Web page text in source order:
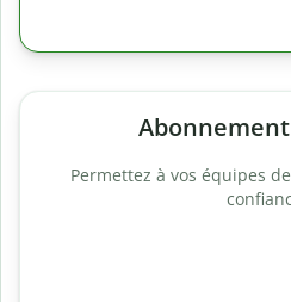
Permettez à vos équipes